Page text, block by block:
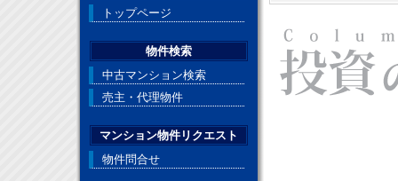
トップページ
物件検索
中古マンション検索
売主・代理物件
マンション物件リクエスト
物件問合せ